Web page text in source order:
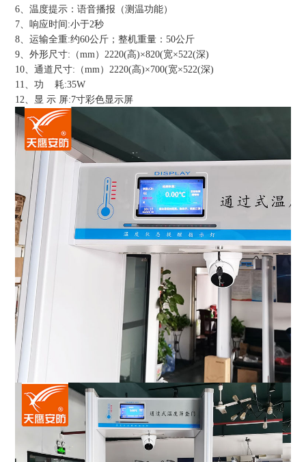
6、温度提示：语音播报（测温功能）
7、响应时间:小于2秒
8、运输全重:约60公斤；整机重量：50公斤
9、外形尺寸:（mm）2220(高)×820(宽×522(深)
10、通道尺寸:（mm）2220(高)×700(宽×522(深)
11、功 耗:35W
12、显 示 屏:7寸彩色显示屏